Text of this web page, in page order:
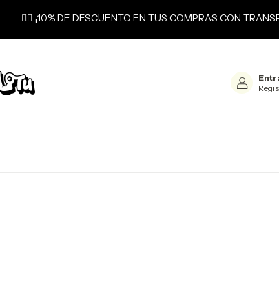
❤️‍🔥 ¡10% DE DESCUENTO EN TUS COMPRAS CON